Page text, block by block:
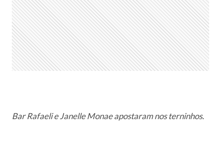
Bar Rafaeli e Janelle Monae apostaram nos terninhos.